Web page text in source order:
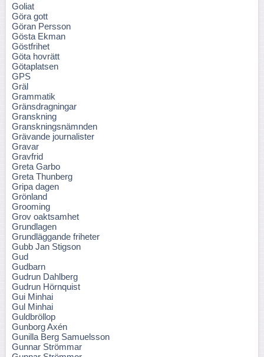
Goliat
Göra gott
Göran Persson
Gösta Ekman
Göstfrihet
Göta hovrätt
Götaplatsen
GPS
Gräl
Grammatik
Gränsdragningar
Granskning
Granskningsnämnden
Grävande journalister
Gravar
Gravfrid
Greta Garbo
Greta Thunberg
Gripa dagen
Grönland
Grooming
Grov oaktsamhet
Grundlagen
Grundläggande friheter
Gubb Jan Stigson
Gud
Gudbarn
Gudrun Dahlberg
Gudrun Hörnquist
Gui Minhai
Gul Minhai
Guldbröllop
Gunborg Axén
Gunilla Berg Samuelsson
Gunnar Strömmar